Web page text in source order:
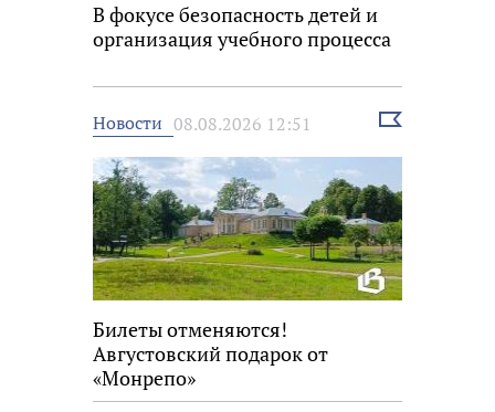
В фокусе безопасность детей и
организация учебного процесса
Новости 08.08.2026 12:51
Выбрать
Билеты отменяются!
Августовский подарок от
«Монрепо»